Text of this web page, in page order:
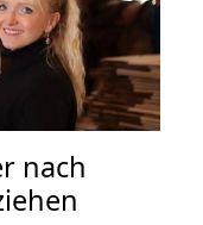
nach